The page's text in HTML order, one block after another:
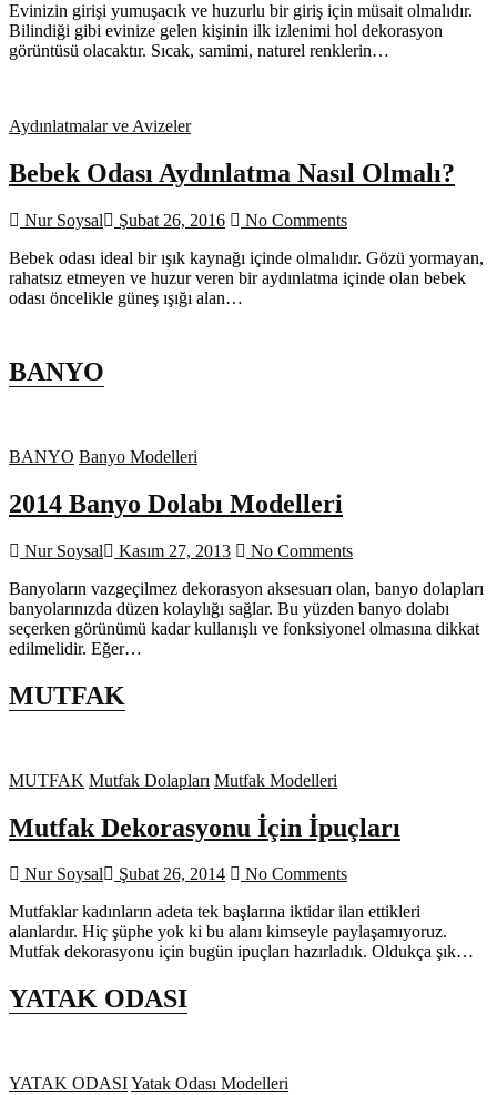
Evinizin girişi yumuşacık ve huzurlu bir giriş için müsait olmalıdır.
Bilindiği gibi evinize gelen kişinin ilk izlenimi hol dekorasyon
görüntüsü olacaktır. Sıcak, samimi, naturel renklerin…
Aydınlatmalar ve Avizeler
Bebek Odası Aydınlatma Nasıl Olmalı?
Nur Soysal Şubat 26, 2016
No Comments
Bebek odası ideal bir ışık kaynağı içinde olmalıdır. Gözü yormayan,
rahatsız etmeyen ve huzur veren bir aydınlatma içinde olan bebek
odası öncelikle güneş ışığı alan…
BANYO
BANYO Banyo Modelleri
2014 Banyo Dolabı Modelleri
Nur Soysal Kasım 27, 2013
No Comments
Banyoların vazgeçilmez dekorasyon aksesuarı olan, banyo dolapları
banyolarınızda düzen kolaylığı sağlar. Bu yüzden banyo dolabı
seçerken görünümü kadar kullanışlı ve fonksiyonel olmasına dikkat
edilmelidir. Eğer…
MUTFAK
MUTFAK Mutfak Dolapları Mutfak Modelleri
Mutfak Dekorasyonu İçin İpuçları
Nur Soysal Şubat 26, 2014
No Comments
Mutfaklar kadınların adeta tek başlarına iktidar ilan ettikleri
alanlardır. Hiç şüphe yok ki bu alanı kimseyle paylaşamıyoruz.
Mutfak dekorasyonu için bugün ipuçları hazırladık. Oldukça şık…
YATAK ODASI
YATAK ODASIYatak Odası Modelleri